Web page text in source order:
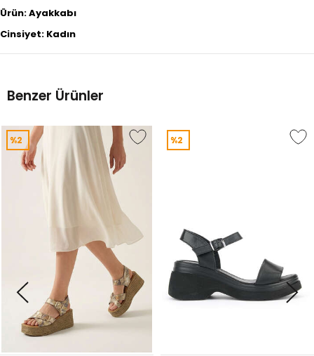
Ürün: Ayakkabı
Cinsiyet: Kadın
Benzer Ürünler
%2 %2